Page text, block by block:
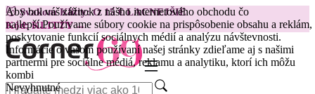
Aby bol váš zážitok z nášho internetového obchodu čo
najlepší.Používame súbory cookie na prispôsobenie obsahu a reklám,
poskytovanie funkcií sociálnych médií a analýzu návštevnosti.
Informácie o vašom používaní našej stránky zdieľame aj s našimi
partnermi pre sociálne médiá, reklamu a analytiku, ktorí ich môžu
kombi
Nevyhnutné
😽Svakom Klitty: O 15 € LACNEJŠIE
Kód: KLITTY →